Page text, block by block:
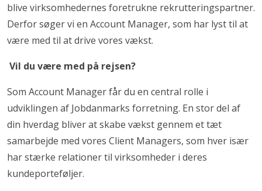
blive virksomhedernes foretrukne rekrutteringspartner.
Derfor søger vi en Account Manager, som har lyst til at
være med til at drive vores vækst.
Vil du være med på rejsen?
Som Account Manager får du en central rolle i
udviklingen af Jobdanmarks forretning. En stor del af
din hverdag bliver at skabe vækst gennem et tæt
samarbejde med vores Client Managers, som hver især
har stærke relationer til virksomheder i deres
kundeporteføljer.